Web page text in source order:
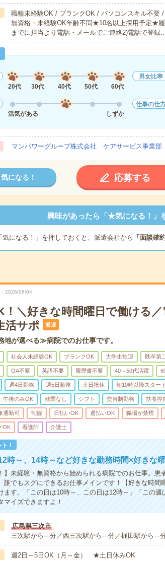
職種未経験OK / ブランクOK / パソコンスキル不要
無資格・未経験OK年齢不問★10名以上採用予定★
までに担当より電話・メールでご連絡2)電話で登録
20代
30代 40代 50代 60代
男女比率
活気がある
しずか
仕事の仕
マンパワーグループ株式会社 ケアサービス事業部
気になる！ 応募する
興味があったら「★気になる！」
「気になる！」を押しておくと、派遣会社から 「面談確約
2026/08/04
！＼好きな時間曜日で働ける
活サポ
派遣
地が選べる≫病院でのお仕事です。
社会人未経験OK ブランクOK 大学生歓迎 既卒第
OA不要 英語不要 履歴書不要 40～50代活躍
週4日勤務 週5日勤務 土日祝休 朝10時以降スタート
午後のみOK 残業なし シフト 交替制勤務 扶養控
通勤可 制服 日払いOK 週払いOK 職場が禁煙
OK 看護師 介護士
！
時～、14時～など好きな勤務時間×好きな
】未経験・無資格から始められる病院でのお仕事。
誰でもスグにできるお仕事メインです！【好きな時間
ます。「この日は10時～、この日は12時～」「この
マイズできますよ！
広島県三次市
三次駅から---分／西三次駅から---分／梶田駅から---
週2日～5日OK（月～金） ★土日休みOK